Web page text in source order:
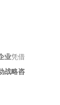
业凭借
战略咨